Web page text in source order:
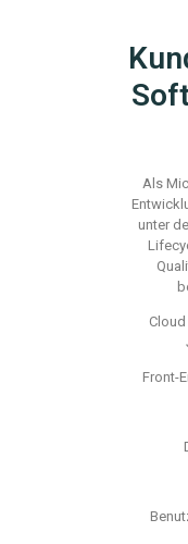
Al s
unter
L
Front-